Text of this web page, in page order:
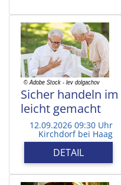
Sicher handeln
leicht gemacht
12.09.2026 09:30 Uhr
Kirchdorf bei Haag
DETAIL